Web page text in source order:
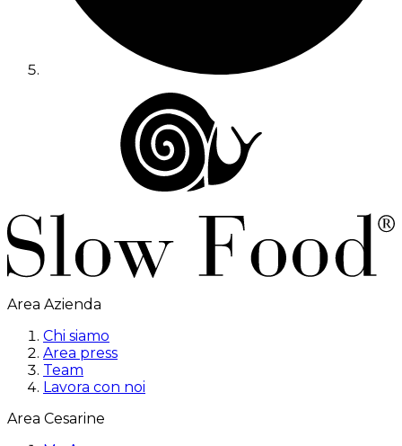
Area Azienda
Chi siamo
Area press
Team
Lavora con noi
Area Cesarine